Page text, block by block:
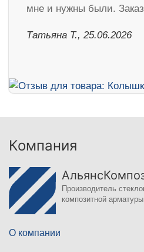
мне и нужны были.
Татьяна Т., 25.06.2026
Компания
Производитель
композитной арматуры
О компании